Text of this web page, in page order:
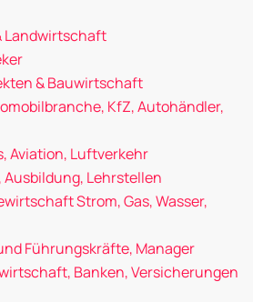
Landwirtschaft
& Bauwirtschaft
KfZ, Autohändler,
Aviation, Luftverkehr
Lehrstellen
Strom, Gas, Wasser,
Führungskräfte, Manager
Banken, Versicherungen